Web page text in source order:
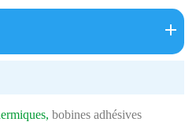
bobines adhésives